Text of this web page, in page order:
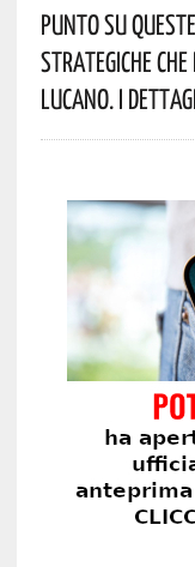
Punto Su
Strategiche
Lucano. I